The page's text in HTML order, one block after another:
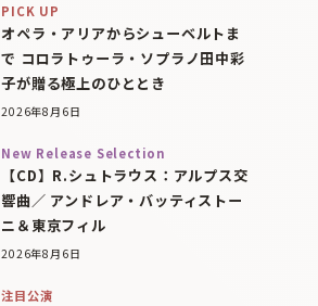
PICK UP
オペラ・アリアからシューベルトま
で コロラトゥーラ・ソプラノ田中彩
子が贈る極上のひととき
2026年8月6日
New Release Selection
【CD】R.シュトラウス：アルプス交
響曲／ アンドレア・バッティストー
ニ＆東京フィル
2026年8月6日
注目公演